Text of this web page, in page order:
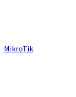
MikroTik